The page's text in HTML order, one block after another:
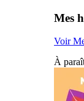
Mes
Voir
À